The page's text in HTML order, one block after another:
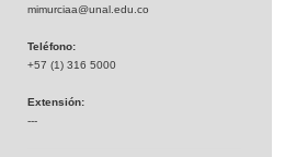
mimurciaa@unal.edu.co
Teléfono:
+57 (1) 316 5000
Extensión:
---